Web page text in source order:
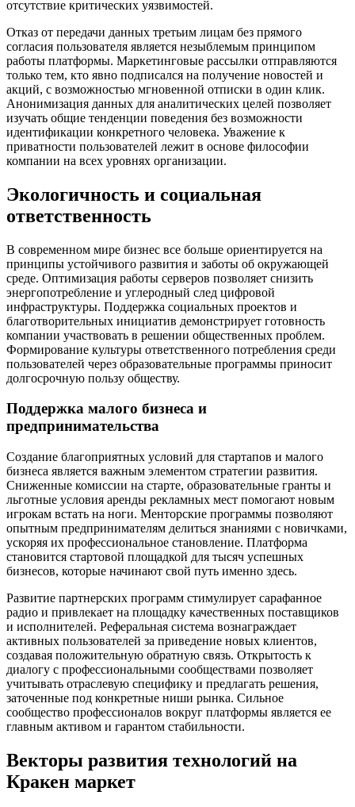
отсутствие критических уязвимостей.
Отказ от передачи данных третьим лицам без прямого
согласия пользователя является незыблемым принципом
работы платформы. Маркетинговые рассылки отправляются
только тем, кто явно подписался на получение новостей и
акций, с возможностью мгновенной отписки в один клик.
Анонимизация данных для аналитических целей позволяет
изучать общие тенденции поведения без возможности
идентификации конкретного человека. Уважение к
приватности пользователей лежит в основе философии
компании на всех уровнях организации.
Экологичность и социальная
ответственность
В современном мире бизнес все больше ориентируется на
принципы устойчивого развития и заботы об окружающей
среде. Оптимизация работы серверов позволяет снизить
энергопотребление и углеродный след цифровой
инфраструктуры. Поддержка социальных проектов и
благотворительных инициатив демонстрирует готовность
компании участвовать в решении общественных проблем.
Формирование культуры ответственного потребления среди
пользователей через образовательные программы приносит
долгосрочную пользу обществу.
Поддержка малого бизнеса и
предпринимательства
Создание благоприятных условий для стартапов и малого
бизнеса является важным элементом стратегии развития.
Сниженные комиссии на старте, образовательные гранты и
льготные условия аренды рекламных мест помогают новым
игрокам встать на ноги. Менторские программы позволяют
опытным предпринимателям делиться знаниями с новичками,
ускоряя их профессиональное становление. Платформа
становится стартовой площадкой для тысяч успешных
бизнесов, которые начинают свой путь именно здесь.
Развитие партнерских программ стимулирует сарафанное
радио и привлекает на площадку качественных поставщиков
и исполнителей. Реферальная система вознаграждает
активных пользователей за приведение новых клиентов,
создавая положительную обратную связь. Открытость к
диалогу с профессиональными сообществами позволяет
учитывать отраслевую специфику и предлагать решения,
заточенные под конкретные ниши рынка. Сильное
сообщество профессионалов вокруг платформы является ее
главным активом и гарантом стабильности.
Векторы развития технологий на
Кракен маркет